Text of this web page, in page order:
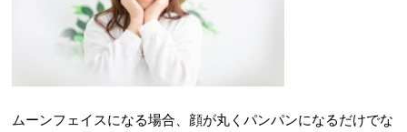
ムーンフェイスになる場合、顔が丸くパンパンになるだけでな